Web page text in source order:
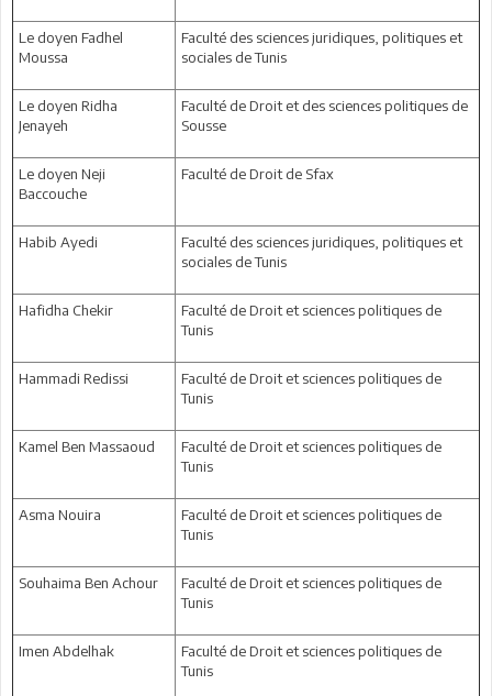
Le doyen Fadhel
Moussa
Faculté des sciences juridiques, politiques et
sociales de Tunis
Le doyen Ridha
Jenayeh
Faculté de Droit et des sciences politiques de
Sousse
Le doyen Neji
Baccouche
Faculté de Droit de Sfax
Habib Ayedi
Faculté des sciences juridiques, politiques et
sociales de Tunis
Hafidha Chekir
Faculté de Droit et sciences politiques de
Tunis
Hammadi Redissi
Faculté de Droit et sciences politiques de
Tunis
Kamel Ben Massaoud
Faculté de Droit et sciences politiques de
Tunis
Asma Nouira
Faculté de Droit et sciences politiques de
Tunis
Souhaima Ben Achour
Faculté de Droit et sciences politiques de
Tunis
Imen Abdelhak
Faculté de Droit et sciences politiques de
Tunis